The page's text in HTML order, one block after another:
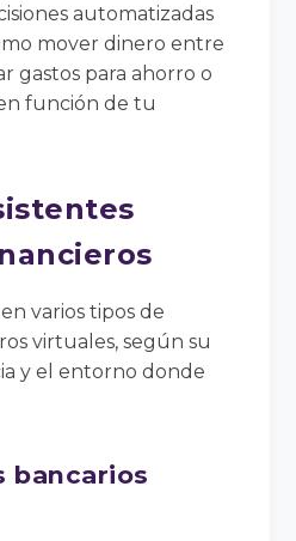
automatizadas
mover dinero entre
gastos para ahorro o
función de tu
varios tipos de
virtuales, según su
y el entorno donde
bancarios